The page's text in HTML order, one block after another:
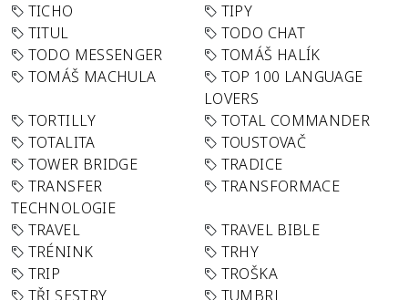
TICHO
TIPY
TITUL
TODO CHAT
TODO MESSENGER
TOMÁŠ HALÍK
TOMÁŠ MACHULA
TOP 100 LANGUAGE
LOVERS
TORTILLY
TOTAL COMMANDER
TOTALITA
TOUSTOVAČ
TOWER BRIDGE
TRADICE
TRANSFER
TECHNOLOGIE
TRANSFORMACE
TRAVEL
TRAVEL BIBLE
TRÉNINK
TRHY
TRIP
TROŠKA
TŘI SESTRY
TUMBRL